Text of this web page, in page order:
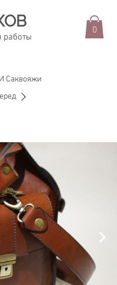
работы
0
Саквояжи